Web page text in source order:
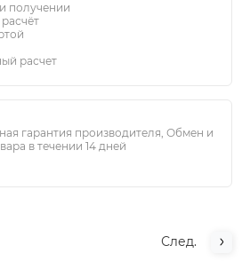
получении
расчет
гарантия производителя, Обмен и
в течении 14 дней
След.